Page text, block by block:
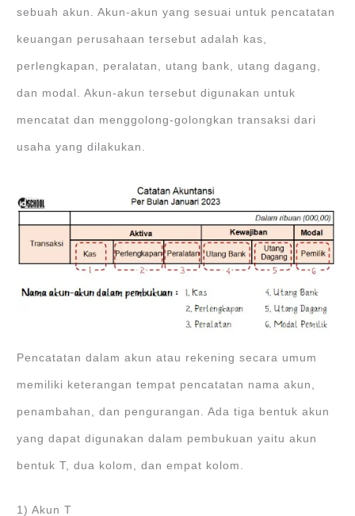
sebuah akun. Akun-akun yang sesuai untuk pencatatan
keuangan perusahaan tersebut adalah kas,
perlengkapan, peralatan, utang bank, utang dagang,
dan modal. Akun-akun tersebut digunakan untuk
mencatat dan menggolong-golongkan transaksi dari
usaha yang dilakukan.
Pencatatan dalam akun atau rekening secara umum
memiliki keterangan tempat pencatatan nama akun,
penambahan, dan pengurangan. Ada tiga bentuk akun
yang dapat digunakan dalam pembukuan yaitu akun
bentuk T, dua kolom, dan empat kolom.
1) Akun T